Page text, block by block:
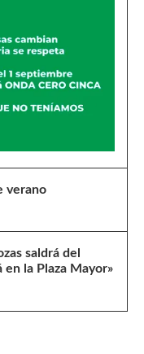
verano
saldrá del
en la Plaza Mayor»